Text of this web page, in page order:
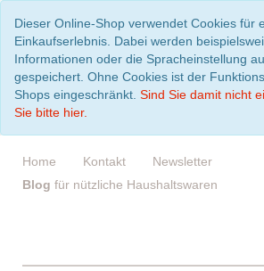
Dieser Online-Shop verwendet Cookies für
Einkaufserlebnis. Dabei werden
Informationen oder die Spracheinstellung
gespeichert. Ohne Cookies ist der
Shops eingeschränkt. Sind Sie damit nicht
Sie bitte hier.
Home Kontakt
Newsletter
Blog für nützliche Haushaltswaren